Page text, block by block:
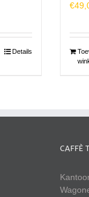
Details
€
CAFFÈ